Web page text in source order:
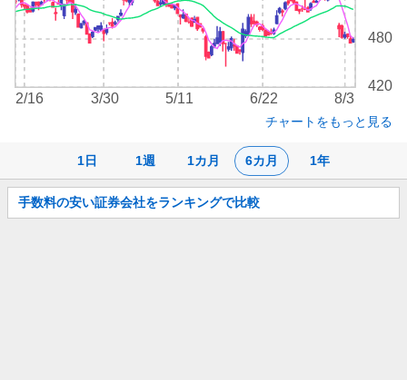
1日 1週 1カ月 6カ月 1年
420
480
2/16 3/30 5/11 6/22 8/3
チャートをもっと見る
お
知
手数料の安い証券会社をランキングで比較